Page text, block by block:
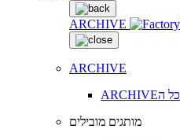
ARCHIVE
ARCHIVE
ARCHIVEכל ה
מותגים מובילים